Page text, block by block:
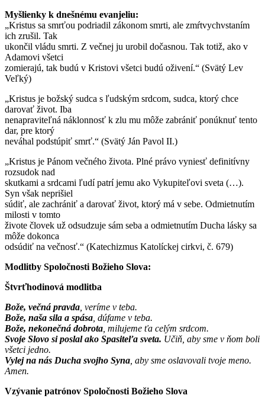
Myšlienky k dnešnému evanjeliu:
„Kristus sa smrťou podriadil zákonom smrti, ale zmŕtvychvstaním
ich zrušil. Tak
ukončil vládu smrti. Z večnej ju urobil dočasnou. Tak totiž, ako v
Adamovi všetci
zomierajú, tak budú v Kristovi všetci budú oživení.“ (Svätý Lev
Veľký)
„Kristus je božský sudca s ľudským srdcom, sudca, ktorý chce
darovať život. Iba
nenapraviteľná náklonnosť k zlu mu môže zabrániť ponúknuť tento
dar, pre ktorý
neváhal podstúpiť smrť.“ (Svätý Ján Pavol II.)
„Kristus je Pánom večného života. Plné právo vyniesť definitívny
rozsudok nad
skutkami a srdcami ľudí patrí jemu ako Vykupiteľovi sveta (…).
Syn však neprišiel
súdiť, ale zachrániť a darovať život, ktorý má v sebe. Odmietnutím
milosti v tomto
živote človek už odsudzuje sám seba a odmietnutím Ducha lásky sa
môže dokonca
odsúdiť na večnosť.“ (Katechizmus Katolíckej cirkvi, č. 679)
Modlitby Spoločnosti Božieho Slova:
Štvrťhodinová modlitba
Bože, večná pravda , veríme v teba.
Bože, naša sila a spása , dúfame v teba.
Bože, nekonečná dobrota , milujeme ťa celým srdcom.
Svoje Slovo si poslal ako Spasiteľa sveta. Učiň, aby sme v ňom boli
všetci jedno.
Vylej na nás Ducha svojho Syna , aby sme oslavovali tvoje meno.
Amen.
Vzývanie patrónov Spoločnosti Božieho Slova